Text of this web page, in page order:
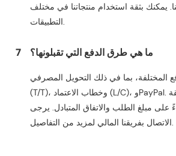
يمكنك بثقة استخدام منتجاتنا في مختلف
التطبيقات.
7 ما هي طرق الدفع التي تقبلونها؟
المختلفة، بما في ذلك التحويل المصرفي
(T/T)، وخطاب الاعتماد (L/C)، وPayPal. يمكن تحديد طريقة
على مبلغ الطلب والاتفاق المتبادل. يرجى
الاتصال بفريقنا المالي لمزيد من التفاصيل.